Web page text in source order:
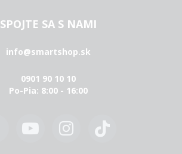
SPOJTE SA S NAMI
info@smartshop.sk
0901 90 10 10
Po-Pia: 8:00 - 16:00